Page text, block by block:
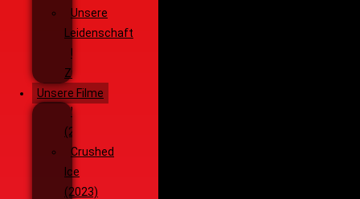
Unsere
Leidenschaft
Unsere
Ziele
Unsere Filme
Wenja
(2025)
Crushed
Ice
(2023)